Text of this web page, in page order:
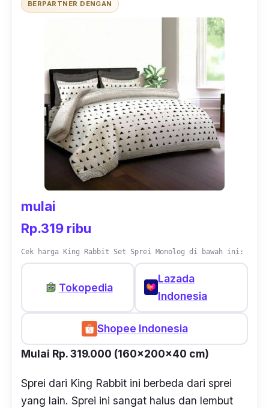
BERPARTNER DENGAN
mulai
Rp.319 ribu
Cek harga King Rabbit Set Sprei Monolog di bawah ini:
Tokopedia
Lazada
Indonesia
Shopee Indonesia
Mulai Rp. 319.000 (160x200x40 cm)
Sprei dari King Rabbit ini berbeda dari sprei
yang lain. Sprei ini sangat halus dan lembut